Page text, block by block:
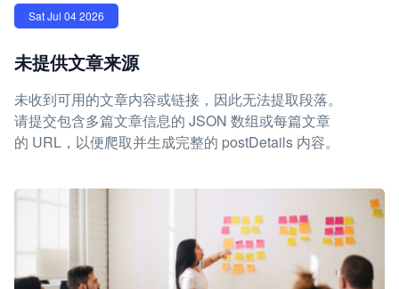
Sat Jul 04 2026
未提供文章来源
未收到可用的文章内容或链接，因此无法提取段落。
请提交包含多篇文章信息的 JSON 数组或每篇文章
的 URL，以便爬取并生成完整的 postDetails 内容。